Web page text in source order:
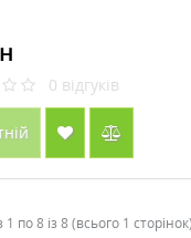
0 відгуків
по 8 із 8 (всього 1 сторінок)